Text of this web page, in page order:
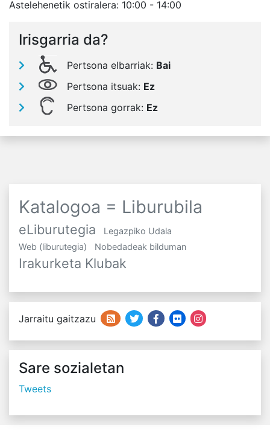
Astelehenetik ostiralera: 10:00 - 14:00
Irisgarria da?
Pertsona elbarriak: Bai
Pertsona itsuak: Ez
Pertsona gorrak: Ez
Katalogoa = Liburubila
eLiburutegia
Legazpiko Udala
Web (liburutegia)
Nobedadeak bilduman
Irakurketa Klubak
Jarraitu gaitzazu
Sare sozialetan
Tweets